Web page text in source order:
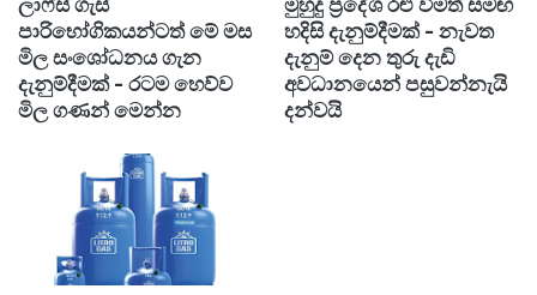
එසේම බස්නාහිර, සබරගමුව සහ වයඹ පළාත්වලත්
මහනුවර, නුවරඑළිය, ගාල්ල සහ මාතර
දිස්ත්‍රික්කවලත් ඇතැම් ස්ථානවල මි.මී. 100ට වැඩි තද
වැසි ඇතිවිය හැකි බව සඳහන්.
කෙසේ වුවද ගිගුරුම් සහිත තද වැසි සමඟ ඇති විය
හැකි තද සුළං සහ අකුණු මඟින් සිදුවිය හැකි අනතුරු
අවම කර ගැනීමට අවශ්‍ය පියවර ගන්නා ලෙස
ලාෆ්ස් ගැස්
පාරිභෝගිකයන්ටත් මේ මස
මිල සංශෝධනය ගැන
දැනුම්දීමක් - රටම හෙව්ව
මිල ගණන් මෙන්න
මුහුදු ප්‍රදේශ රළු වීමත් සමඟ
හදිසි දැනුම්දීමක් - නැවත
දැනුම් දෙන තුරු දැඩි
අවධානයෙන් පසුවන්නැයි
දන්වයි